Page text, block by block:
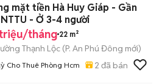
mặt tiền Hà Huy Giáp - Gần
- Ở 3-4 người
tháng 22 m²
Thạnh Lộc (P. An Phú Đông mới)
Cho Thuê Phòng Hcm 2 đã bán